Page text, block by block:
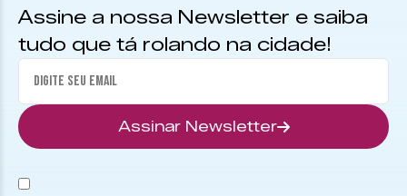
Assine a nossa Newsletter e saiba
tudo que tá rolando na cidade!
Assinar Newsletter